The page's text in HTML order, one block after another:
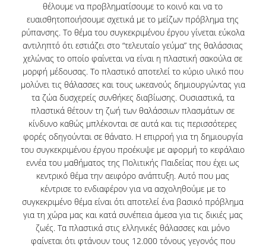
ΨΗΦΙΑΚΟΣ ΧΩΡΟΣ ΤΕΧΝΗΣ - TEPART AUEB
ΕΚΠΑΙΔΕΥΣΗ, ΕΠΙΧΕΙΡΗΜΑΤΙΚΟΤΗΤΑ &
ΠΟΛΙΤΙΣΜΟΣ
ΠΑΙΔΑΓΩΓΙΚΑ ΡΕΥΜΑΤΑ - ΣΕΛΕΣΤΕΝ ΦΡΕΝΕ
ΜΑΘΗΜΑΤΑ ΖΩΗΣ ΣΤΟ ΣΧΟΛΕΙΟ Ι & ΙΙ
ΕΛΕΥΣΙΝΑ 2023: ΤΟ ΠΝΕΥΜΑΤΙΚΟ
ΚΕΦΑΛΑΙΟ ΤΟΥ ΟΠΑ
ΕΡΕΥΝΑ
ΕΠΙΣΤΗΜΟΝΙΚΗ ΟΜΑΔΑ
ΔΙΕΘΝΕΙΣ & ΕΓΧΩΡΙΕΣ ΣΥΝΕΡΓΑΣΙΕΣ
θέλουμε να προβληματίσουμε το κοινό και να το
ευαισθητοποιήσουμε σχετικά με το μείζων πρόβλημα της
ρύπανσης. Το θέμα του συγκεκριμένου έργου γίνεται εύκολα
αντιληπτό ότι εστιάζει στο “τελευταίο γεύμα” της θαλάσσιας
χελώνας το οποίο φαίνεται να είναι η πλαστική σακούλα σε
μορφή μέδουσας. Το πλαστικό αποτελεί το κύριο υλικό που
μολύνει τις θάλασσες και τους ωκεανούς δημιουργώντας για
τα ζώα δυσχερείς συνθήκες διαβίωσης. Ουσιαστικά, τα
πλαστικά θέτουν τη ζωή των θαλάσσιων πλασμάτων σε
κίνδυνο καθώς μπλέκονται σε αυτά και τις περισσότερες
φορές οδηγούνται σε θάνατο. Η επιρροή για τη δημιουργία
του συγκεκριμένου έργου προέκυψε με αφορμή το κεφάλαιο
εννέα του μαθήματος της Πολιτικής Παιδείας που έχει ως
κεντρικό θέμα την αειφόρο ανάπτυξη. Αυτό που μας
κέντρισε το ενδιαφέρον για να ασχοληθούμε με το
συγκεκριμένο θέμα είναι ότι αποτελεί ένα βασικό πρόβλημα
για τη χώρα μας και κατά συνέπεια άμεσα για τις δικιές μας
ζωές. Τα πλαστικά στις ελληνικές θάλασσες και μόνο
φαίνεται ότι φτάνουν τους 12.000 τόνους γεγονός που